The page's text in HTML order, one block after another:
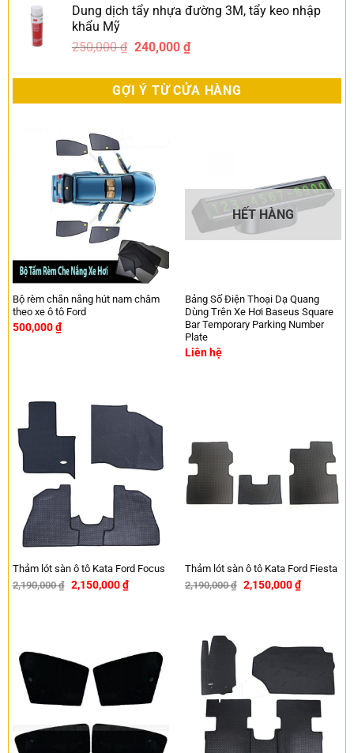
Dung dịch tẩy nhựa đường 3M, tẩy keo nhập
khẩu Mỹ
250,000₫ 240,000 ₫
GỢI Ý TỪ CỬA HÀNG
Bộ rèm chắn nắng hút nam châm
theo xe ô tô Ford
500,000₫
HẾT HÀNG
Bảng Số Điện Thoại Dạ Quang
Dùng Trên Xe Hơi Baseus Square
Bar Temporary Parking Number
Plate
Liên hệ
Thảm lót sàn ô tô Kata Ford Focus
2,190,000₫ 2,150,000₫
Thảm lót sàn ô tô Kata Ford Fiesta
2,190,000₫ 2,150,000₫